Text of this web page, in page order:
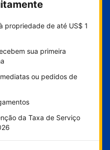
propriedade de até US$ 1
sua primeira
ou pedidos de
da Taxa de Serviço